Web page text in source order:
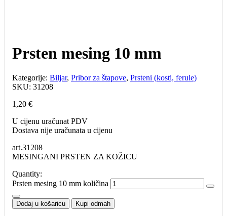
Prsten mesing 10 mm
Kategorije: Biljar, Pribor za štapove, Prsteni (kosti, ferule)
SKU: 31208
1,20 €
U cijenu uračunat PDV
Dostava nije uračunata u cijenu
art.31208
MESINGANI PRSTEN ZA KOŽICU
Quantity:
Prsten mesing 10 mm količina
Dodaj u košaricu Kupi odmah